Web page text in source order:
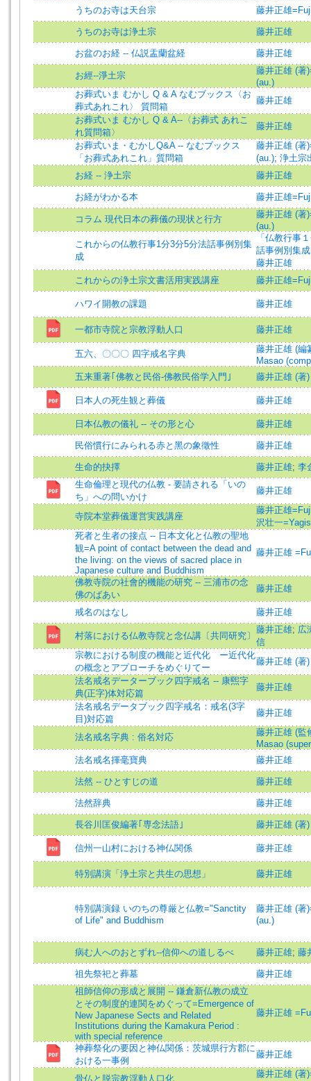
うちのお寺は天台宗 藤井正雄
うちのお寺は浄土宗 藤井正雄
お盆のお経 -- 仏説盂蘭盆経 藤井正雄
お經--淨土宗
藤井正雄 (著
(au.)
お葬式いま むかし Q & A なむブックス〈お
葬式あれこれ〉 質問箱
藤井正雄
お葬式いま むかし Q & A--〈お葬式 あれこ
れ質問箱〉
藤井正雄
お葬式いま・むかしQ&A -- なむブックス
「お葬式あれこれ」質問箱
藤井正雄 (著
(au.); 浄土宗
お経 -- 浄土宗
藤井正雄
お経がわかる本 藤井正雄
コラム 現代日本の葬儀の現状と行方
藤井正雄 (著
(au.)
これからの仏教行事1分3分5分法話事例別集
成
「仏教行事
話事例別集
藤井正雄
これからの浄土宗文書活用実践講座
藤井正雄
ハワイ開教の課題 藤井正雄
一都市寺院と宗教浮動人口 藤井正雄
五六、〇〇〇 四字戒名字典
藤井正雄 (編
Masao
五来重著｢佛教と民俗-佛教民俗学入門｣
藤井正雄 (著)
日本人の死生観と葬儀 藤井正雄
日本仏教の儀礼 -- その形と心 藤井正雄
民俗慣行にみられる赤と黑の象徵性 藤井正雄
生命的抉擇 藤井正雄; 李
生命倫理と現代の仏教 - 要請される「いの
ち」への問いかけ
藤井正雄
寺院本堂葬儀運営実践講座
藤井正雄
沢壮一
死者と生者の接点 -- 日本文化と仏教の聖地
観=A point of contact between the dead and
the living: on the views of sacred place in
Japanese culture and Buddhism
藤井正雄
佛教寺院の社會的機能の研究 -- 三浦市の念
佛のばあい
藤井正雄
戒名のはなし 藤井正雄
村落における仏教寺院と念仏講〔共同研究〕
藤井正雄; 広
信
宗教における制度の機能と近代化 ー近代化
の概念とアプローチをめぐりてー
藤井正雄 (著)
法名戒名データーブック四字戒名 -- 康煕字
典(正字)体対応篇
藤井正雄
法名戒名データブック四字戒名：戒名(3字
目)対応篇
藤井正雄
法名戒名字典 : 俗名対応
藤井正雄 (監
Masao
法名戒名揮毫寶典
藤井正雄
法然 -- ひとすじの道 藤井正雄
法然辞典 藤井正雄
長谷川匡俊編著｢専念法語｣ 藤井正雄 (著)
信州一山村における神仏関係 藤井正雄
特別講演「浄土宗と共生の思想」 藤井正雄
特別講演録 いのちの尊厳と仏教="Sanctity
of Life" and Buddhism
藤井正雄 (著
(au.)
病む人へのおとずれ--信仰への道しるべ 藤井正雄; 藤
祖先祭祀と葬墓
藤井正雄
祖師信仰の形成と展開 -- 鎌倉新仏教の成立
とその制度的連関をめぐって=Emergence of
New Japanese Sects and Related
Institutions during the Kamakura Period :
with special reference
藤井正雄
神葬祭化の要因と神仏関係：茨城県行方郡に
おける一事例
藤井正雄
骨仏と脱宗教浮動人口化
藤井正雄 (著